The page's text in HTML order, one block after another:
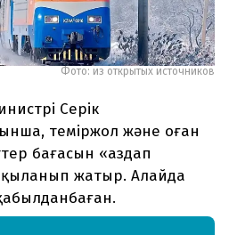
Фото: из открытых источников
Серік
теміржол және оған
бағасын «аздап
жатыр. Алайда